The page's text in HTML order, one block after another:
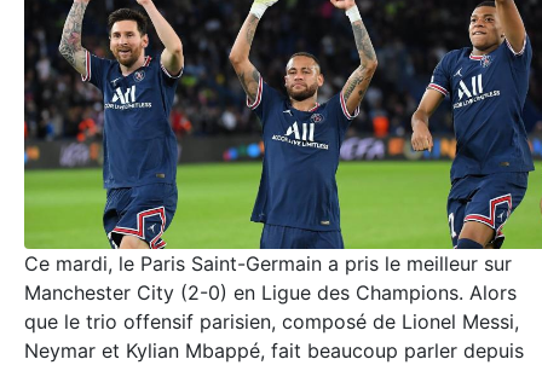
Ce mardi, le Paris Saint-Germain a pris le meilleur sur
Manchester City (2-0) en Ligue des Champions. Alors
que le trio offensif parisien, composé de Lionel Messi,
Neymar et Kylian Mbappé, fait beaucoup parler depuis